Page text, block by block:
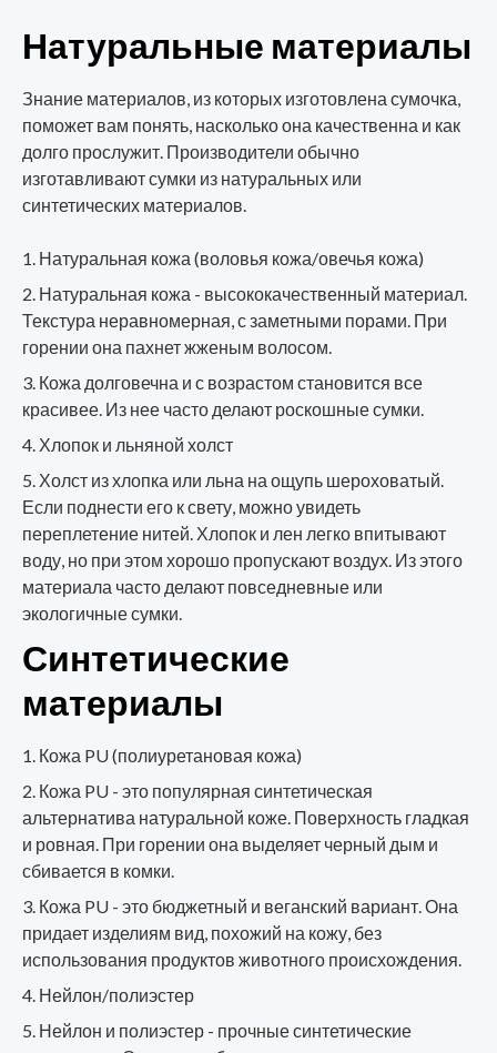
Натуральные материалы
Знание материалов, из которых изготовлена сумочка,
поможет вам понять, насколько она качественна и как
долго прослужит. Производители обычно
изготавливают сумки из натуральных или
синтетических материалов.
Натуральная кожа (воловья кожа/овечья кожа)
Натуральная кожа - высококачественный материал.
Текстура неравномерная, с заметными порами. При
горении она пахнет жженым волосом.
Кожа долговечна и с возрастом становится все
красивее. Из нее часто делают роскошные сумки.
Хлопок и льняной холст
Холст из хлопка или льна на ощупь шероховатый.
Если поднести его к свету, можно увидеть
переплетение нитей. Хлопок и лен легко впитывают
воду, но при этом хорошо пропускают воздух. Из этого
материала часто делают повседневные или
экологичные сумки.
Синтетические
материалы
Кожа PU (полиуретановая кожа)
Кожа PU - это популярная синтетическая
альтернатива натуральной коже. Поверхность гладкая
и ровная. При горении она выделяет черный дым и
сбивается в комки.
Кожа PU - это бюджетный и веганский вариант. Она
придает изделиям вид, похожий на кожу, без
использования продуктов животного происхождения.
Нейлон/полиэстер
Нейлон и полиэстер - прочные синтетические